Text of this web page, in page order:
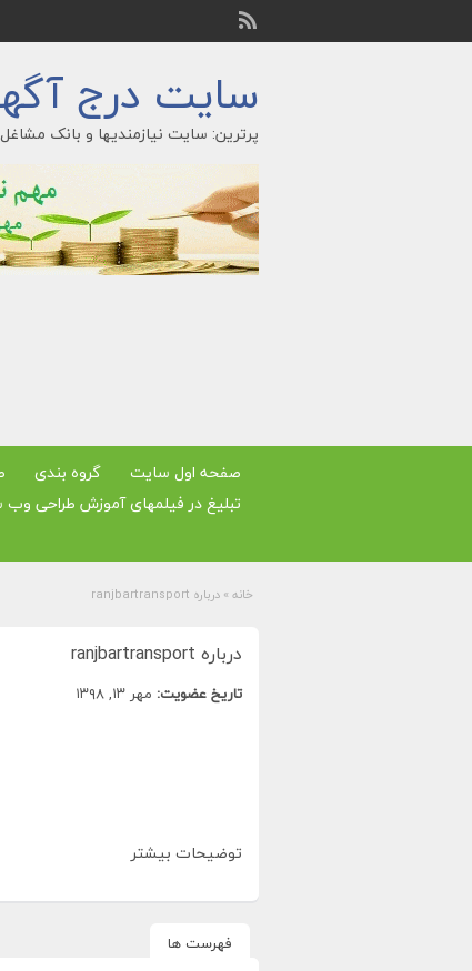
سایت درج
پرترین: سایت نیازمندیها و بانک
صفحه اول سایت گروه بندی
تبلیغ در فیلمهای آموزش طراحی
خانه » درباره ranjbartransport
درباره ranjbartransport
تاریخ عضویت: مهر ۱۳, ۱۳۹۸
توضیحات بیشتر
فهرست ها